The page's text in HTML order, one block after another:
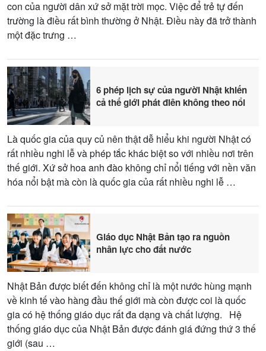
con của người dân xứ sở mặt trời mọc. Việc để trẻ tự đến
trường là điều rất bình thường ở Nhật. Điều này đã trở thành
một đặc trưng …
6 phép lịch sự của người Nhật khiến
cả thế giới phát điên không theo nổi
Là quốc gia của quy củ nên thật dễ hiểu khi người Nhật có
rất nhiều nghi lễ và phép tắc khác biệt so với nhiều nơi trên
thế giới. Xứ sở hoa anh đào không chỉ nổi tiếng với nền văn
hóa nổi bật mà còn là quốc gia của rất nhiều nghi lễ …
Giáo dục Nhật Bản tạo ra nguồn
nhân lực cho đất nước
Nhật Bản được biết đến không chỉ là một nước hùng mạnh
về kinh tế vào hàng đầu thế giới mà còn được coi là quốc
gia có hệ thống giáo dục rất đa dạng và chất lượng. Hệ
thống giáo dục của Nhật Bản được đánh giá đứng thứ 3 thế
giới (sau …